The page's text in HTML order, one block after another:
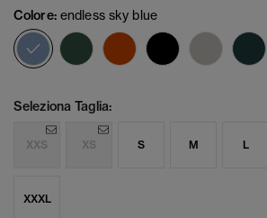
Colore: endless sky blue
selezionato
Seleziona Taglia:
XXS XS S M L
XXXL